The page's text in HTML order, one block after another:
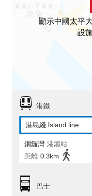
顯示中國太平
設
港鐵
港島綫 Island line
銅鑼灣 港鐵站
距離 0.3km
巴士